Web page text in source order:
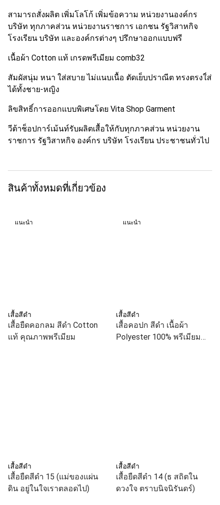
สามารถสั่งผลิต เพิ่มโลโก้ เพิ่มข้อความ หน่วยงานองค์กร
บริษัท ทุกภาคส่วน หน่วยงานราชการ เอกชน รัฐวิสาหกิจ
โรงเรียน บริษัท และองค์กรต่างๆ ปรึกษาออกแบบฟรี
เนื้อผ้า Cotton แท้ เกรดพรีเมียม comb32
สัมผัสนุ่ม หนา ใส่สบาย ไม่แนบเนื้อ ตัดเย็บปราณีต ทรงตรงใ่ส่
ได้ทั้งชาย-หญิง
ลิขสิทธิ์การออกแบบพิเศษโดย Vita Shop Garment
วีต้าช็อปการ์เม้นท์รับผลิตเสื้อให้กับทุกภาคส่วน หน่วยงาน
ราชการ รัฐวิสาหกิจ องค์กร บริษัท โรงเรียน ประชาชนทั่วไป
สินค้าทั้งหมดที่เกี่ยวข้อง
แนะนำ
เสื้อสีดำ
เสื้อยืดคอกลม สีดำ Cotton
แท้ คุณภาพพรีเมียม
แนะนำ
เสื้อสีดำ
เสื้อคอปก สีดำ เนื้อผ้า
Polyester 100% พรีเมียม
เสื้อสีดำ
เสื้อยืดสีดำ 15 (แม่ของแผ่น
ดิน อยู่ในใจเราตลอดไป)
เสื้อสีดำ
เสื้อยืดสีดำ 14 (ธ สถิตใน
ดวงใจ ตราบนิจนิรันดร์)